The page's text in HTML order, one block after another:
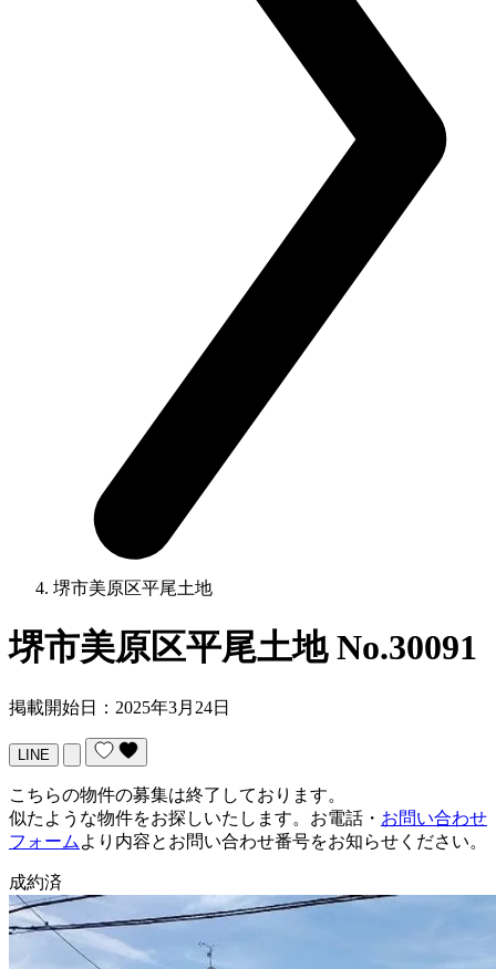
堺市美原区平尾土地
堺市美原区平尾土地No.30091
掲載開始日：2025年3月24日
LINE
こちらの物件の募集は終了しております。
似たような物件をお探しいたします。お電話・ お問い合わせ
フォーム より内容とお問い合わせ番号をお知らせください。
成約済